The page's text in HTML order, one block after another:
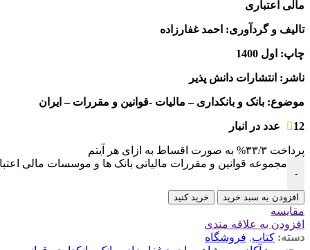
مالی اعتباری
تالیف و گردآوری: احمد غفارزاده
چاپ: اول 1400
ناشر: انتشارات دانش پذیر
موضوع: بانک و بانکداری – مالیات -قوانین و مقررات – ایران
12 عدد در انبار
پرداخت ۳۳/۳% به صورت اقساط به ازای هر آیتم
-
مجموعه قوانین و مقررات مالیاتی بانک ها و موسسات مالی
افزودن به سبد خرید خرید کنید
مقايسه
افزودن به علاقه مندی
دسته: کتاب, فروشگاه